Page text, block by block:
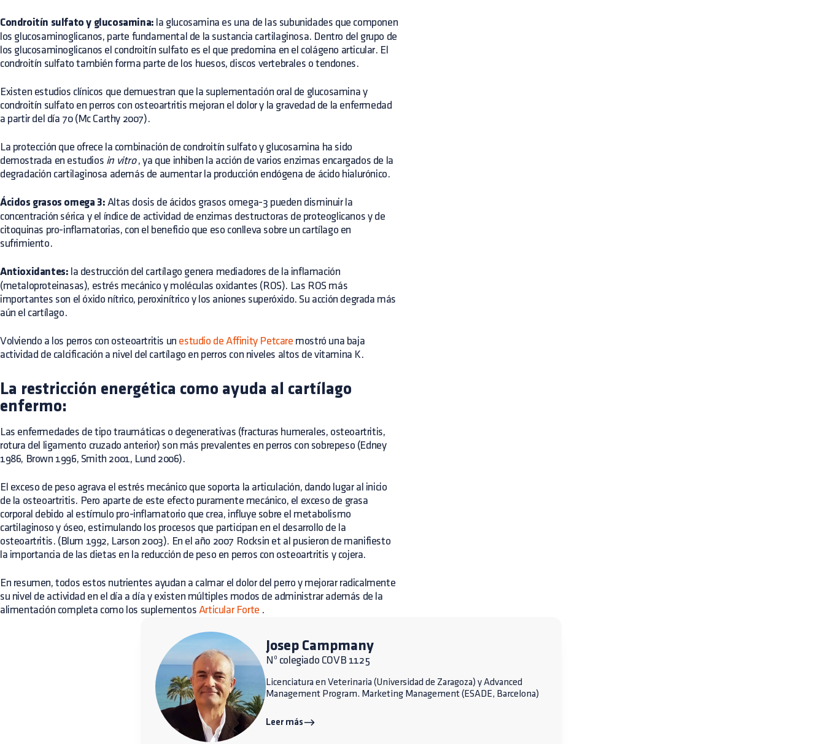
Condroitín sulfato y glucosamina: la glucosamina es una de las subunidades que componen
los glucosaminoglicanos, parte fundamental de la sustancia cartilaginosa. Dentro del grupo de
los glucosaminoglicanos el condroitín sulfato es el que predomina en el colágeno articular. El
condroitín sulfato también forma parte de los huesos, discos vertebrales o tendones.
Existen estudios clínicos que demuestran que la suplementación oral de glucosamina y
condroitín sulfato en perros con osteoartritis mejoran el dolor y la gravedad de la enfermedad
a partir del día 70 (Mc Carthy 2007).
La protección que ofrece la combinación de condroitín sulfato y glucosamina ha sido
demostrada en estudios in vitro, ya que inhiben la acción de varios enzimas encargados de la
degradación cartilaginosa además de aumentar la producción endógena de ácido hialurónico.
Ácidos grasos omega 3: Altas dosis de ácidos grasos omega-3 pueden disminuir la
concentración sérica y el índice de actividad de enzimas destructoras de proteoglicanos y de
citoquinas pro-inflamatorias, con el beneficio que eso conlleva sobre un cartílago en
sufrimiento.
Antioxidantes: la destrucción del cartílago genera mediadores de la inflamación
(metaloproteinasas), estrés mecánico y moléculas oxidantes (ROS). Las ROS más
importantes son el óxido nítrico, peroxinítrico y los aniones superóxido. Su acción degrada más
aún el cartílago.
Volviendo a los perros con osteoartritis un estudio de Affinity Petcare mostró una baja
actividad de calcificación a nivel del cartílago en perros con niveles altos de vitamina K.
La restricción energética como ayuda al cartílago
enfermo:
Las enfermedades de tipo traumáticas o degenerativas (fracturas humerales, osteoartritis,
rotura del ligamento cruzado anterior) son más prevalentes en perros con sobrepeso (Edney
1986, Brown 1996, Smith 2001, Lund 2006).
El exceso de peso agrava el estrés mecánico que soporta la articulación, dando lugar al inicio
de la osteoartritis. Pero aparte de este efecto puramente mecánico, el exceso de grasa
corporal debido al estímulo pro-inflamatorio que crea, influye sobre el metabolismo
cartilaginoso y óseo, estimulando los procesos que participan en el desarrollo de la
osteoartritis. (Blum 1992, Larson 2003). En el año 2007 Rocksin et al pusieron de manifiesto
la importancia de las dietas en la reducción de peso en perros con osteoartritis y cojera.
En resumen, todos estos nutrientes ayudan a calmar el dolor del perro y mejorar radicalmente
su nivel de actividad en el día a día y existen múltiples modos de administrar además de la
alimentación completa como los suplementos ArticularForte .
Josep Campmany
Nº colegiado COVB 1125
Licenciatura en Veterinaria (Universidad de Zaragoza) y Advanced
Management Program. Marketing Management (ESADE, Barcelona)
Leer más